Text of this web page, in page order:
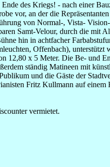
des Kriegs! - nach einer
vor, an der die
von Normal-, Vista-
Samt-Velour, durch die
hin in achtfacher
Offenbach),
12,80 x 5 Meter. Die Be- und
ständig Matineen mit
und die Gäste der
Fritz Kullmann auf
vermietet.